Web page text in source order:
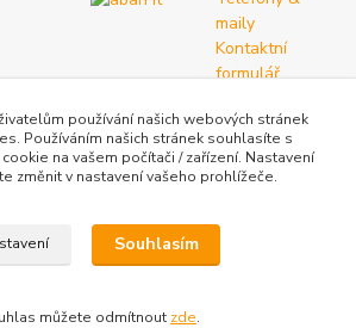
maily
Kontaktní
formulář
používání našich webových stránek
Používáním našich stránek souhlasíte s
na vašem počítači / zařízení. Nastavení
změnit v nastavení vašeho prohlížeče.
Souhlasím
můžete odmítnout zde.